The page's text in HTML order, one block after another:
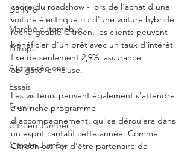
DS N°8
Marché automobile
Europe
Autres régions
Essais
France
Citroën Jumper
Citroën Jumpy
cadre du roadshow - lors de l'achat d'une
voiture électrique ou d'une voiture hybride
rechargeable Citroën, les clients peuvent
bénéficier d'un prêt avec un taux d'intérêt
fixe de seulement 2,9%, assurance
obligatoire incluse.
Les visiteurs peuvent également s'attendre
à un riche programme
d'accompagnement, qui se déroulera dans
un esprit caritatif cette année. Comme
Citroën est fier d'être partenaire de